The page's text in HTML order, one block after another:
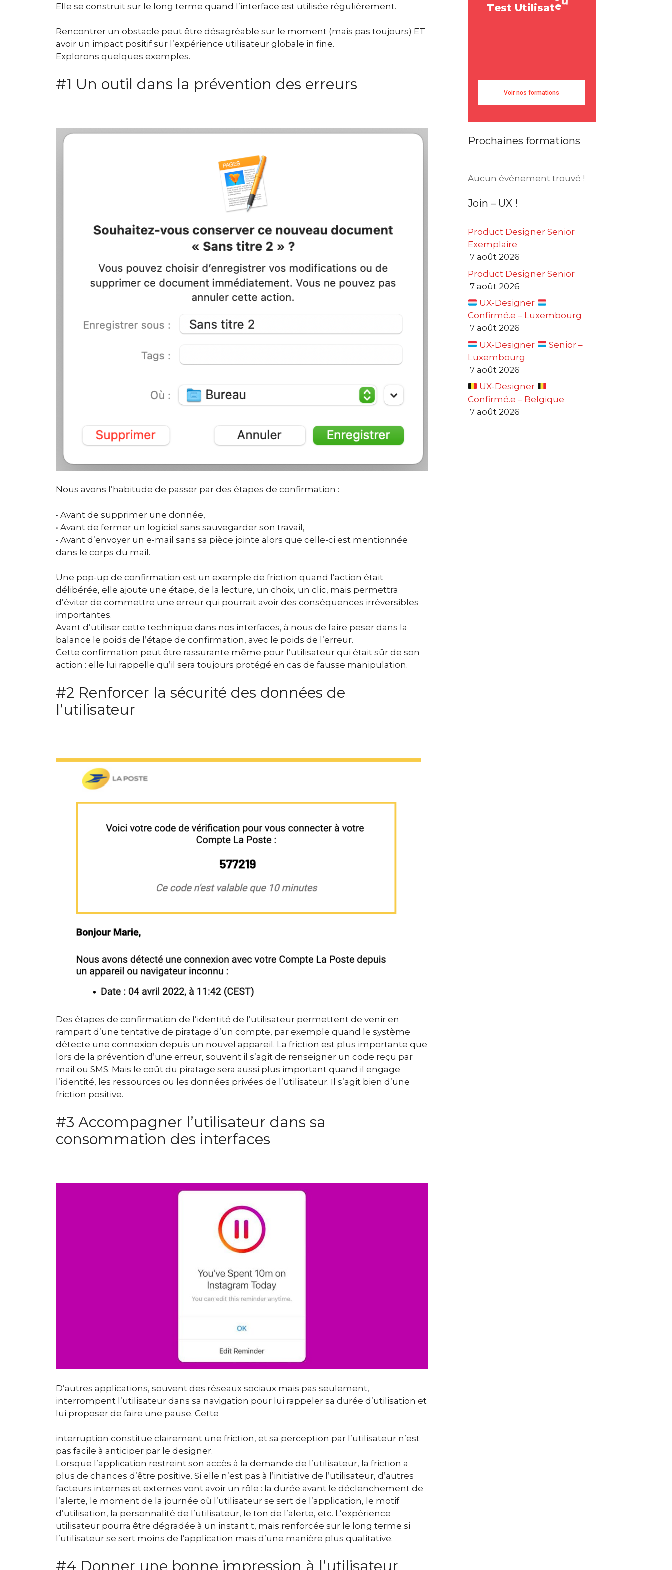
Elle se construit sur le long terme quand l’interface est utilisée régulièrement.
Rencontrer un obstacle peut être désagréable sur le moment (mais pas toujours) ET
avoir un impact positif sur l’expérience utilisateur globale in fine.
Explorons quelques exemples.
#1 Un outil dans la prévention des erreurs
Nous avons l’habitude de passer par des étapes de confirmation :
• Avant de supprimer une donnée,
• Avant de fermer un logiciel sans sauvegarder son travail,
• Avant d’envoyer un e-mail sans sa pièce jointe alors que celle-ci est mentionnée
dans le corps du mail.
Une pop-up de confirmation est un exemple de friction quand l’action était
délibérée, elle ajoute une étape, de la lecture, un choix, un clic, mais permettra
d’éviter de commettre une erreur qui pourrait avoir des conséquences irréversibles
importantes.
Avant d’utiliser cette technique dans nos interfaces, à nous de faire peser dans la
balance le poids de l’étape de confirmation, avec le poids de l’erreur.
Cette confirmation peut être rassurante même pour l’utilisateur qui était sûr de son
action : elle lui rappelle qu’il sera toujours protégé en cas de fausse manipulation.
#2 Renforcer la sécurité des données de
l’utilisateur
Des étapes de confirmation de l’identité de l’utilisateur permettent de venir en
rampart d’une tentative de piratage d’un compte, par exemple quand le système
détecte une connexion depuis un nouvel appareil. La friction est plus importante que
lors de la prévention d’une erreur, souvent il s’agit de renseigner un code reçu par
mail ou SMS. Mais le coût du piratage sera aussi plus important quand il engage
l’identité, les ressources ou les données privées de l’utilisateur. Il s’agit bien d’une
friction positive.
#3 Accompagner l’utilisateur dans sa
consommation des interfaces
D’autres applications, souvent des réseaux sociaux mais pas seulement,
interrompent l’utilisateur dans sa navigation pour lui rappeler sa durée d’utilisation et
lui proposer de faire une pause. Cette
interruption constitue clairement une friction, et sa perception par l’utilisateur n’est
pas facile à anticiper par le designer.
Lorsque l’application restreint son accès à la demande de l’utilisateur, la friction a
plus de chances d’être positive. Si elle n’est pas à l’initiative de l’utilisateur, d’autres
facteurs internes et externes vont avoir un rôle : la durée avant le déclenchement de
l’alerte, le moment de la journée où l’utilisateur se sert de l’application, le motif
d’utilisation, la personnalité de l’utilisateur, le ton de l’alerte, etc. L’expérience
utilisateur pourra être dégradée à un instant t, mais renforcée sur le long terme si
l’utilisateur se sert moins de l’application mais d’une manière plus qualitative.
#4 Donner une bonne impression à l’utilisateur
Test Utilisateu
a
Voir nos formations
Prochaines formations
Aucun événement trouvé !
Join – UX !
Product Designer Senior
Exemplaire
7 août 2026
Product Designer Senior
7 août 2026
UX-Designer
Confirmé.e – Luxembourg
7 août 2026
UX-Designer
Senior –
Luxembourg
7 août 2026
UX-Designer
Confirmé.e – Belgique
7 août 2026